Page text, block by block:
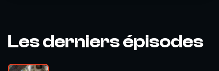
Les derniers épisodes